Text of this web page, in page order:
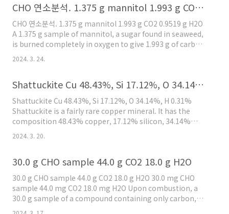
량 = 58.69 g/mol 이므로, 54.7 / 58.69 = 0.932 mol Ni 몰수의
가장 작은 정수비를 계산하면, Mg : Ni = 1.864 : 0.932 =
1.864/0.932 : 0.932/..
CHO 연소분석. 1.375 g mannitol 1.993 g CO2 0.9519 g H2O
CHO 연소분석. 1.375 g mannitol 1.993 g CO2 0.9519 g H2O
A 1.375 g sample of mannitol, a sugar found in seaweed,
is burned completely in oxygen to give 1.993 g of carbon
dioxide and 0.9519 g of water. The empirical formula of
mannitol is: Combustion of a 1.375 g sample of
carbon dioxide (CO2) and 0.9519 grams of water (H2O).
2024. 3. 24.
Shattuckite Cu 48.43%, Si 17.12%, O 34.14%, H 0.31%
Shattuckite Cu 48.43%, Si 17.12%, O 34.14%, H 0.31%
Shattuckite is a fairly rare copper mineral. It has the
composition 48.43% copper, 17.12% silicon, 34.14%
oxygen, and 0.31% hydrogen. Calculate the empirical
formula of shattuckite. [참고] 원소분석 [
정하면, 시료의 조성 백분율(%) = 시료의 질량(g) ① 각 성분의 몰
참고 htt..
2024. 3. 20.
30.0 g CHO sample 44.0 g CO2 18.0 g H2O
30.0 g CHO sample 44.0 g CO2 18.0 g H2O 30.0 mg CHO
sample 44.0 mg CO2 18.0 mg H2O Upon combustion, a
30.0 g sample of a compound containing only carbon,
hydrogen, and oxygen produces 44.0 g of carbon dioxide